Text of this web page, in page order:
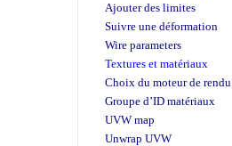
Ajouter des limites
Suivre une déformation
Wire parameters
Textures et matériaux
Choix du moteur de rendu
Groupe d’ID matériaux
UVW map
Unwrap UVW